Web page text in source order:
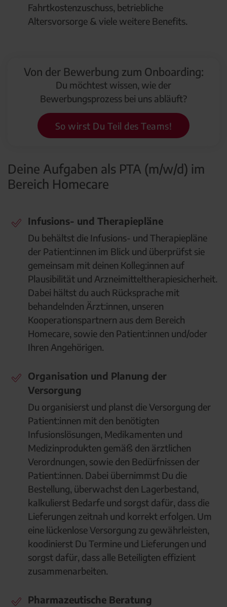
Fahrtkostenzuschuss, betriebliche
Altersvorsorge & viele weitere Benefits.
Von der Bewerbung zum Onboarding:
Du möchtest wissen, wie der
Bewerbungsprozess bei uns abläuft?
So wirst Du Teil des Teams!
Deine Aufgaben als PTA (m/w/d) im
Bereich Homecare
Infusions- und Therapiepläne
Du behältst die Infusions- und Therapiepläne
der Patient:innen im Blick und überprüfst sie
gemeinsam mit deinen Kolleg:innen auf
Plausibilität und Arzneimitteltherapiesicherheit.
Dabei hältst du auch Rücksprache mit
behandelnden Ärzt:innen, unseren
Kooperationspartnern aus dem Bereich
Homecare, sowie den Patient:innen und/oder
Ihren Angehörigen.
Organisation und Planung der
Versorgung
Du organisierst und planst die Versorgung der
Patient:innen mit den benötigten
Infusionslösungen, Medikamenten und
Medizinprodukten gemäß den ärztlichen
Verordnungen, sowie den Bedürfnissen der
Patient:innen. Dabei übernimmst Du die
Bestellung, überwachst den Lagerbestand,
kalkulierst Bedarfe und sorgst dafür, dass die
Lieferungen zeitnah und korrekt erfolgen. Um
eine lückenlose Versorgung zu gewährleisten,
koodinierst Du Termine und Lieferungen und
sorgst dafür, dass alle Beteiligten effizient
zusammenarbeiten.
Pharmazeutische Beratung